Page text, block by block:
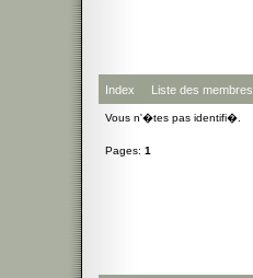
Index Liste des membres
Vous n'�tes pas identifi�.
Pages: 1